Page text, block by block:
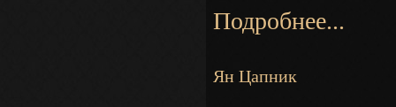
Подробнее...
Ян Цапник